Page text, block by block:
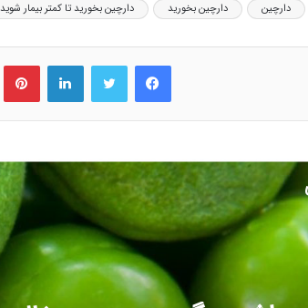
دارچین دارچین بخورید دارچین بخورید تا کمتر بیمار شوید
فیس بوک لینکدین